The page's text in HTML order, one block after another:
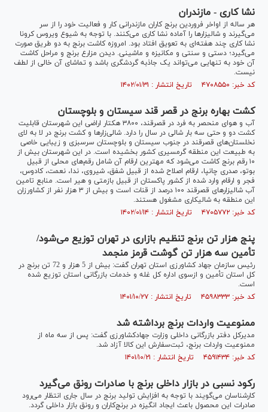
نشا کاری - مازندران
هر ساله از اواخر فروردین برنج کاران مازندرانی کار و فعالیت خود را از سر
می‌گیرند و شالیزار‌ها را آماده نشا کاری می‌کنند. با توجه به شیوع ویروس کرونا
نشا کاری چند هفته‌ای به تعویق افتاد بود. امروزه کاشت برنج به دو طریق صورت
می‌گیرد؛ دستی و سنتی و مکانیزه و ماشینی. دیدن مزارع برنج و مراحل کاشت
آن خود به تنهایی می‌تواند یک جاذبه گردشگری باشد و تماشای آن خالی از لطف
نیست.
کد خبر: ۴۷۰۸۵۵۰ تاریخ انتشار : ۱۴۰۲/۰۱/۳۱
کشت بهاره برنج در قصر قند سیستان و بلوچستان
آب و هوای منحصر به فرد در قصرقند، ۳۸۰۰ هکتار اراضی این شهرستان قابلیت
کشت دو و حتی سه بار شالی در سال را دارد. شالی‌زار‌ها و کشت برنج در لا به لای
نخلستان‌های قصرقند در جنوب سیستان و بلوچستان سرسبزی و زیبایی خاصی
به طبیعت این منطقه گرمسیری کشور بخشیده است. در این شهرستان بیش از
۱۰ رقم برنج کاشت می‌شود که مهترین ارقام آن شامل رقم‌های محلی از قبیل
بوتو، صدری چانپا، ارقام اصلاح شده از قبیل شفق، شیروی، ندا، نعمت، کادوس،
فجر و ارقام وارد شده از کشور پاکستان از قبیل بازمتی و هیر است. منابع تامین
آب شالیزار‌های قصرقند ۱۰۰ درصد از قنات است و بیش از ۳ هزار نفر از کشاورزان
این منطقه به شالیکاری مشغول هستند.
کد خبر: ۴۷۰۵۷۷۲ تاریخ انتشار : ۱۴۰۲/۰۱/۱۴
پنج هزار تن برنج تنظیم بازاری در تهران توزیع می‌شود/
تأمین سه هزار تن گوشت قرمز منجمد
رئیس سازمان جهاد کشاورزی استان تهران گفت: بیش از 5 هزار و 72 تن برنج در
کل استان تأمین و ازسوی اداره کل غله و خدمات بازرگانی استان توزیع شده
است.
کد خبر: ۴۵۹۸۳۳۳ تاریخ انتشار : ۱۴۰۱/۱۰/۲۷
ممنوعیت واردات برنج برداشته شد
مدیرکل دفتر بازرگانی داخلی وزارت جهادکشاورزی گفت: پس از سه ماه از
ممنوعیت واردات برنج، ثبت‌سفارش این کالا آزاد شد.
کد خبر: ۴۵۹۱۴۳۴ تاریخ انتشار : ۱۴۰۱/۱۰/۲۱
رکود نسبی در بازار داخلی برنج با صادرات رونق می‌گیرد
کارشناسان می‌گویند با توجه به افزایش تولید برنج در سال جاری انتظار می‌رود
صادرات این محصول باعث ایجاد انگیزه در برنج‌کاران و رونق بازار داخلی گردد.